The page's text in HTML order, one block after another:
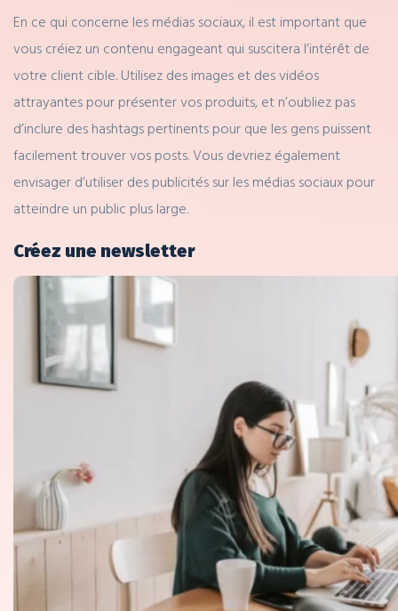
En ce qui concerne les médias sociaux, il est important que
vous créiez un contenu engageant qui suscitera l’intérêt de
votre client cible. Utilisez des images et des vidéos
attrayantes pour présenter vos produits, et n’oubliez pas
d’inclure des hashtags pertinents pour que les gens puissent
facilement trouver vos posts. Vous devriez également
envisager d’utiliser des publicités sur les médias sociaux pour
atteindre un public plus large.
Créez une newsletter